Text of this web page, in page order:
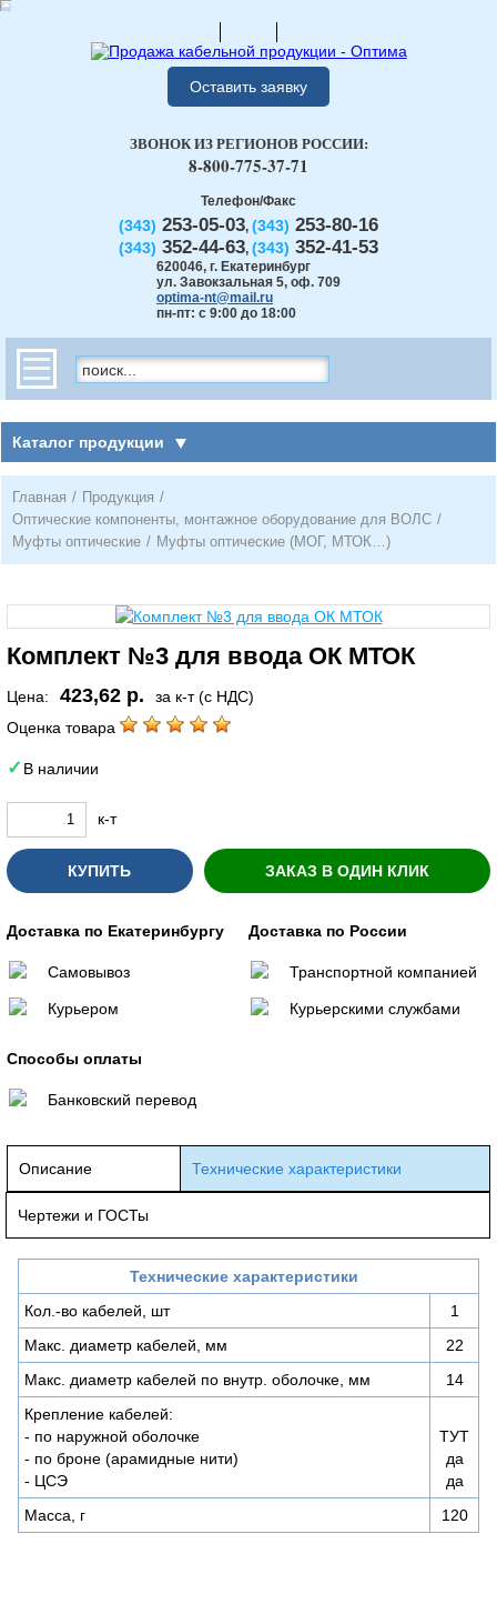
Оставить заявку
Телефон/Факс
(343) 253-05-03, (343) 253-80-16
(343) 352-44-63, (343) 352-41-53
620046, г. Екатеринбург
ул. Завокзальная 5, оф. 709
optima-nt@mail.ru
пн-пт: с 9:00 до 18:00
ЗВОНОК ИЗ РЕГИОНОВ РОССИИ:
8-800-775-37-71
Каталог продукции
Главная / Продукция /
Оптические компоненты, монтажное оборудование для ВОЛС /
Муфты оптические / Муфты оптические (МОГ, МТОК…)
Комплект №3 для ввода ОК МТОК
Цена: 423,62 р.
за к-т (с НДС)
Оценка товара
В наличии
к-т
КУПИТЬ ЗАКАЗ В ОДИН КЛИК
Доставка по Екатеринбургу
Самовывоз
Курьером
Доставка по России
Транспортной компанией
Курьерскими службами
Способы оплаты
Банковский перевод
Описание Технические характеристики
Чертежи и ГОСТы
Технические характеристики
Кол.-во кабелей, шт
1
Макс. диаметр кабелей, мм
22
Макс. диаметр кабелей по внутр. оболочке, мм
14
Крепление кабелей:
- по наружной оболочке
- по броне (арамидные нити)
- ЦСЭ
ТУТ
да
да
Масса, г
120